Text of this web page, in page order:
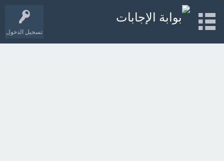
تسجيل الدخول